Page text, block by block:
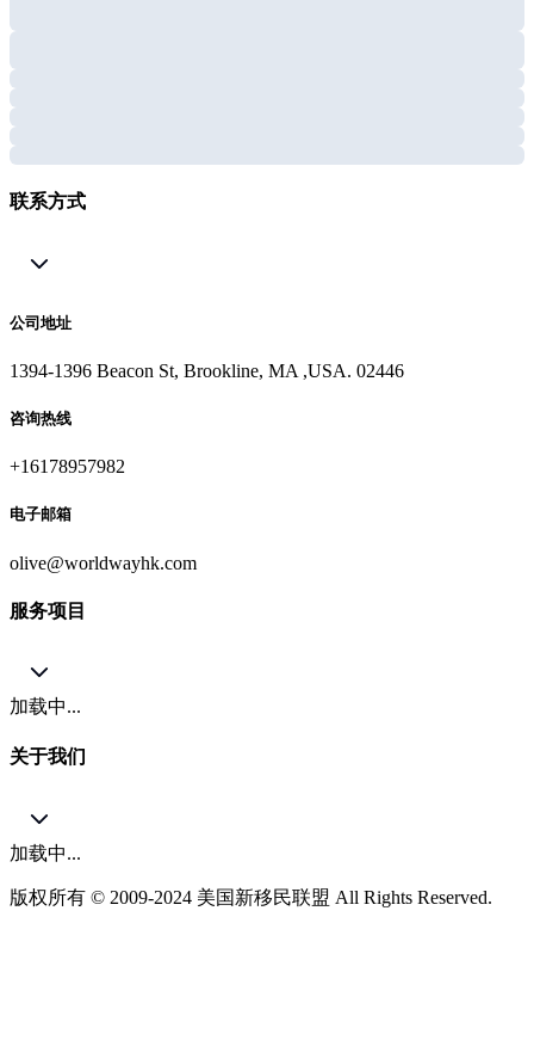
联系方式
公司地址
1394-1396 Beacon St, Brookline, MA ,USA. 02446
咨询热线
+16178957982
电子邮箱
olive@worldwayhk.com
服务项目
加载中...
关于我们
加载中...
版权所有 © 2009-2024 美国新移民联盟 All Rights Reserved.